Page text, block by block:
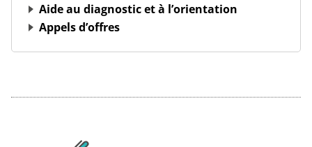
Aide au diagnostic et à l’orientation
Appels d’offres